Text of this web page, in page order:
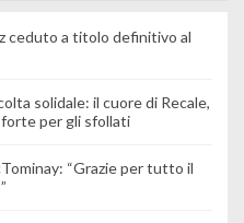
ceduto a titolo definitivo al
solidale: il cuore di Recale,
per gli sfollati
“Grazie per tutto il